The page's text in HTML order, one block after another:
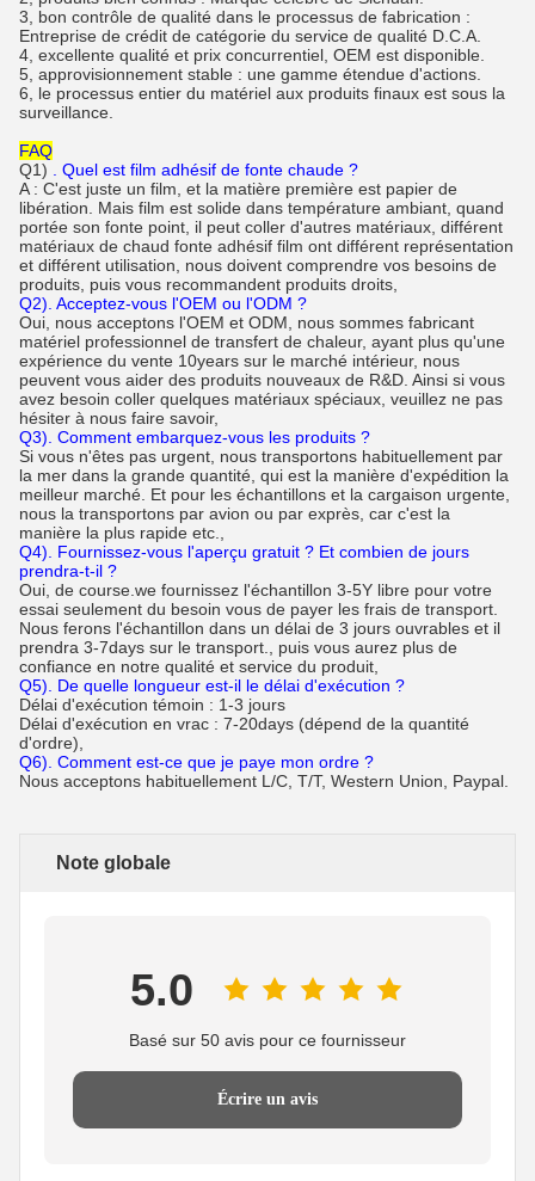
3, bon contrôle de qualité dans le processus de fabrication :
Entreprise de crédit de catégorie du service de qualité D.C.A.
4, excellente qualité et prix concurrentiel, OEM est disponible.
5, approvisionnement stable : une gamme étendue d'actions.
6, le processus entier du matériel aux produits finaux est sous la
surveillance.
FAQ
Q1)
. Quel est film adhésif de fonte chaude ?
A : C'est juste un film, et la matière première est papier de
libération. Mais film est solide dans température ambiant, quand
portée son fonte point, il peut coller d'autres matériaux, différent
matériaux de chaud fonte adhésif film ont différent représentation
et différent utilisation, nous doivent comprendre vos besoins de
produits, puis vous recommandent produits droits,
Q2). Acceptez-vous l'OEM ou l'ODM ?
Oui, nous acceptons l'OEM et ODM, nous sommes fabricant
matériel professionnel de transfert de chaleur, ayant plus qu'une
expérience du vente 10years sur le marché intérieur, nous
peuvent vous aider des produits nouveaux de R&D. Ainsi si vous
avez besoin coller quelques matériaux spéciaux, veuillez ne pas
hésiter à nous faire savoir,
Q3). Comment embarquez-vous les produits ?
Si vous n'êtes pas urgent, nous transportons habituellement par
la mer dans la grande quantité, qui est la manière d'expédition la
meilleur marché. Et pour les échantillons et la cargaison urgente,
nous la transportons par avion ou par exprès, car c'est la
manière la plus rapide etc.,
Q4). Fournissez-vous l'aperçu gratuit ? Et combien de jours
prendra-t-il ?
Oui, de course.we fournissez l'échantillon 3-5Y libre pour votre
essai seulement du besoin vous de payer les frais de transport.
Nous ferons l'échantillon dans un délai de 3 jours ouvrables et il
prendra 3-7days sur le transport., puis vous aurez plus de
confiance en notre qualité et service du produit,
Q5). De quelle longueur est-il le délai d'exécution ?
Délai d'exécution témoin : 1-3 jours
Délai d'exécution en vrac : 7-20days (dépend de la quantité
d'ordre),
Q6). Comment est-ce que je paye mon ordre ?
Nous acceptons habituellement L/C, T/T, Western Union, Paypal.
Note globale
5.0
Basé sur 50 avis pour ce fournisseur
Écrire un avis